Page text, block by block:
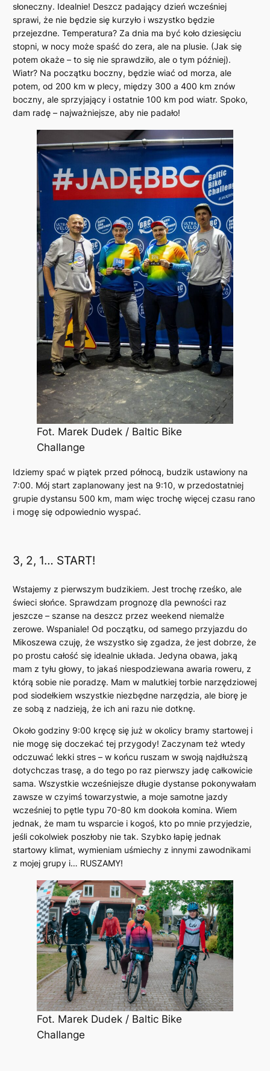
słoneczny. Idealnie! Deszcz padający dzień wcześniej
sprawi, że nie będzie się kurzyło i wszystko będzie
przejezdne. Temperatura? Za dnia ma być koło dziesięciu
stopni, w nocy może spaść do zera, ale na plusie. (Jak się
potem okaże – to się nie sprawdziło, ale o tym później).
Wiatr? Na początku boczny, będzie wiać od morza, ale
potem, od 200 km w plecy, między 300 a 400 km znów
boczny, ale sprzyjający i ostatnie 100 km pod wiatr. Spoko,
dam radę – najważniejsze, aby nie padało!
Fot. Marek Dudek / Baltic Bike
Challange
Idziemy spać w piątek przed północą, budzik ustawiony na
7:00. Mój start zaplanowany jest na 9:10, w przedostatniej
grupie dystansu 500 km, mam więc trochę więcej czasu rano
i mogę się odpowiednio wyspać.
3, 2, 1… START!
Wstajemy z pierwszym budzikiem. Jest trochę rześko, ale
świeci słońce. Sprawdzam prognozę dla pewności raz
jeszcze – szanse na deszcz przez weekend niemalże
zerowe. Wspaniale! Od początku, od samego przyjazdu do
Mikoszewa czuję, że wszystko się zgadza, że jest dobrze, że
po prostu całość się idealnie układa. Jedyna obawa, jaką
mam z tyłu głowy, to jakaś niespodziewana awaria roweru, z
którą sobie nie poradzę. Mam w malutkiej torbie narzędziowej
pod siodełkiem wszystkie niezbędne narzędzia, ale biorę je
ze sobą z nadzieją, że ich ani razu nie dotknę.
Około godziny 9:00 kręcę się już w okolicy bramy startowej i
nie mogę się doczekać tej przygody! Zaczynam też wtedy
odczuwać lekki stres – w końcu ruszam w swoją najdłuższą
dotychczas trasę, a do tego po raz pierwszy jadę całkowicie
sama. Wszystkie wcześniejsze długie dystanse pokonywałam
zawsze w czyimś towarzystwie, a moje samotne jazdy
wcześniej to pętle typu 70-80 km dookoła komina. Wiem
jednak, że mam tu wsparcie i kogoś, kto po mnie przyjedzie,
jeśli cokolwiek poszłoby nie tak. Szybko łapię jednak
startowy klimat, wymieniam uśmiechy z innymi zawodnikami
z mojej grupy i… RUSZAMY!
Fot. Marek Dudek / Baltic Bike
Challange